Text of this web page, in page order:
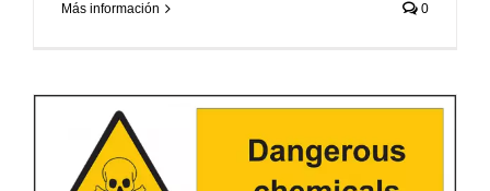
Más información 0